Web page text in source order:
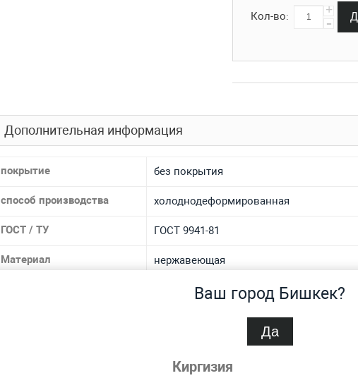
Ваш город Бишкек?
Да
Киргизия
Кол-во: +
-
Дополнительная информация
покрытие без покрытия
способ производства холоднодеформированная
ГОСТ / ТУ ГОСТ 9941-81
Материал нержавеющая
12Х18Н10Т, AISI 304, 08Х18Н10Т, AISI 321,